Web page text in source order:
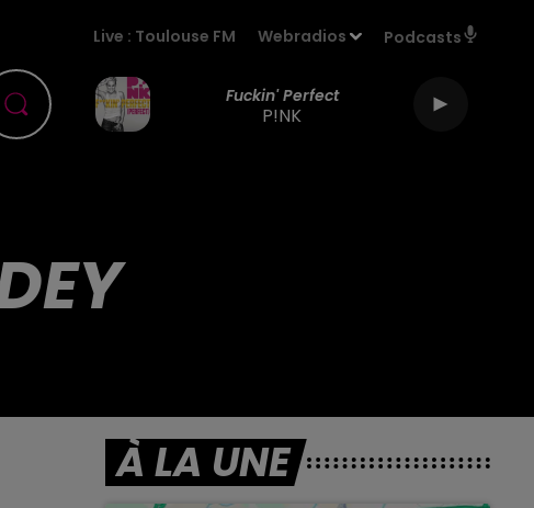
Live : Toulouse FM Webradios Podcasts
Fuckin' Perfect
P!NK
À LA UNE